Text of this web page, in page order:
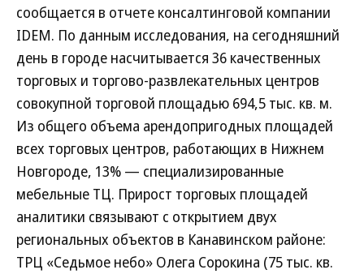
сообщается в отчете консалтинговой компании
IDEM. По данным исследования, на сегодняшний
день в городе насчитывается 36 качественных
торговых и торгово-развлекательных центров
совокупной торговой площадью 694,5 тыс. кв. м.
Из общего объема арендопригодных площадей
всех торговых центров, работающих в Нижнем
Новгороде, 13% — специализированные
мебельные ТЦ. Прирост торговых площадей
аналитики связывают с открытием двух
региональных объектов в Канавинском районе:
ТРЦ «Седьмое небо» Олега Сорокина (75 тыс. кв.